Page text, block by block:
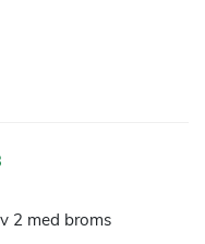
2 med broms